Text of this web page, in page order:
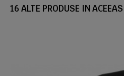
16 ALTE PRODUSE IN